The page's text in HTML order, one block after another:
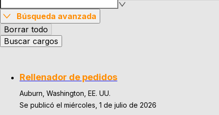
Búsqueda avanzada
Borrar todo
Buscar cargos
Rellenador de pedidos
Auburn, Washington, EE. UU.
Se publicó el miércoles, 1 de julio de 2026